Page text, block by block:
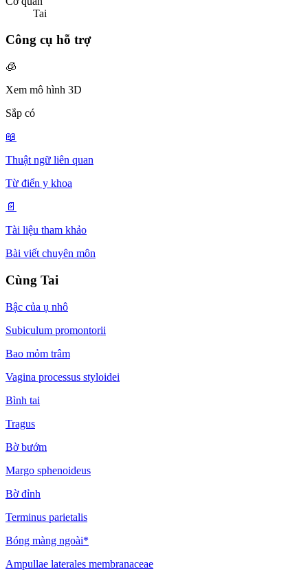
Tai
Công cụ hỗ trợ
🧊
Xem mô hình 3D
Sắp có
📖
Thuật ngữ liên quan
Từ điển y khoa
📄
Tài liệu tham khảo
Bài viết chuyên môn
Cùng Tai
Bậc của ụ nhô
Subiculum promontorii
Bao mỏm trâm
Vagina processus styloidei
Bình tai
Tragus
Bờ bướm
Margo sphenoideus
Bờ đỉnh
Terminus parietalis
Bóng màng ngoài*
Ampullae laterales membranaceae